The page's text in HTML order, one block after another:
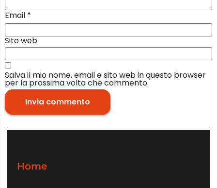
Email *
Sito web
Salva il mio nome, email e sito web in questo browser
per la prossima volta che commento.
Home